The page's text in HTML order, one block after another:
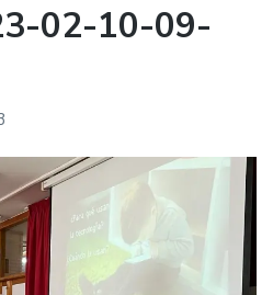
02-10-09-